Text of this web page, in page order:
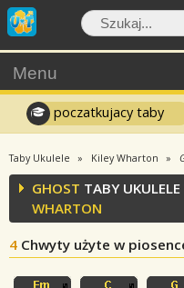
Menu
poczatkujacy taby
Taby Ukulele Kiley Wharton
GHOST TABY
WHARTON
4 Chwyty użyte w